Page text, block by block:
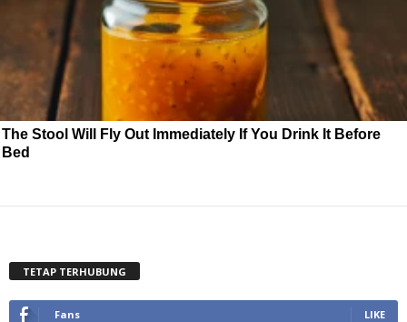
The Stool Will Fly Out Immediately If You Drink It Before
Bed
TETAP TERHUBUNG
Fans LIKE